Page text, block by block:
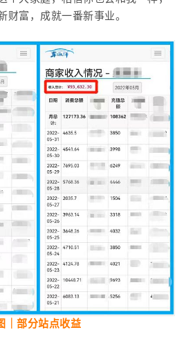
财富，成就一番新事业。
｜部分站点收益